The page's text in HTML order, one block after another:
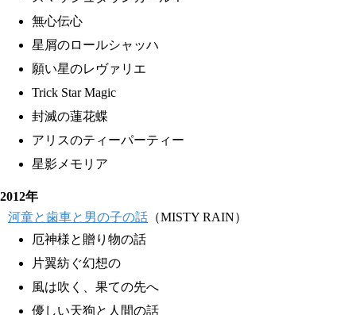
無心伝心
星屑のロールシャッハ
願い星のレヴァリエ
Trick Star Magic
封滅の蓮花蝶
アリスのティーパーティー
星影メモリア
2012年
河童と歯車と男の子の話 （MISTY RAIN）
厄神様と贈り物の話
片翼紡ぐ幻想の
風は吹く、果ての先へ
優しい天狗と人間の話